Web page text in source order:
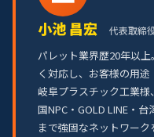
小池 昌宏 代表取締
パレット業界歴20年以
く対応し、お客様の用途
岐阜プラスチック工業
国NPC・GOLD LINE・
まで強固なネットワー